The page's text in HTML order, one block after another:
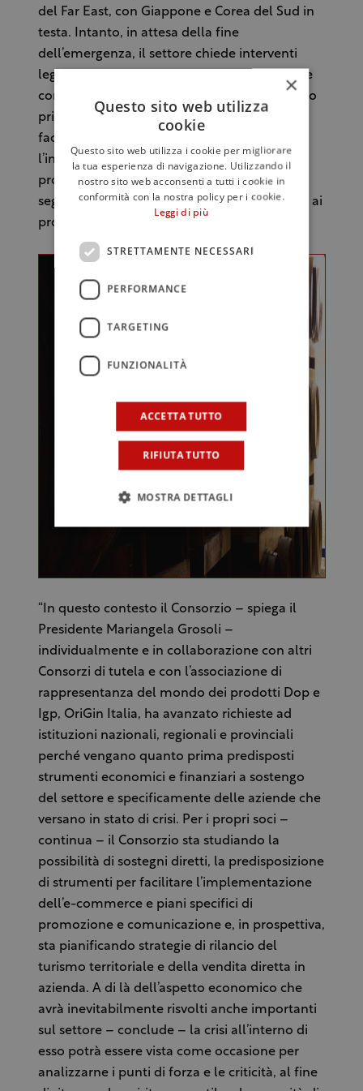
del Far East, con Giappone e Corea del Sud in
testa. Intanto, in attesa della fine
dell’emergenza, il settore chiede interventi
legislativi e provvedimenti di natura generale
come contributi per il sostegno dell’ammasso
privato, lo strumento del pegno rotativo per
facilitare l’accesso al credito bancario e
l’investimento di fondi importanti per un
progetto di rilancio e promozione del
segmento ho.re.ca. dedicato precipuamente ai
prodotti Dop e Igp.
“In questo contesto il Consorzio – spiega il
Presidente Mariangela Grosoli –
individualmente e in collaborazione con altri
Consorzi di tutela e con l’associazione di
rappresentanza del mondo dei prodotti Dop e
Igp, OriGin Italia, ha avanzato richieste ad
istituzioni nazionali, regionali e provinciali
perché vengano quanto prima predisposti
strumenti economici e finanziari a sostengo
del settore e specificamente delle aziende che
versano in stato di crisi. Per i propri soci –
continua – il Consorzio sta studiando la
possibilità di sostegni diretti, la predisposizione
di strumenti per facilitare l’implementazione
dell’e-commerce e piani specifici di
promozione e comunicazione e, in prospettiva,
sta pianificando strategie di rilancio del
turismo territoriale e della vendita diretta in
azienda. A di là dell’aspetto economico che
avrà inevitabilmente risvolti anche importanti
sul settore – conclude – la crisi all’interno di
esso potrà essere vista come occasione per
analizzarne i punti di forza e le criticità, al fine
×
Questo sito web utilizza
cookie
Questo sito web utilizza i cookie per migliorare
la tua esperienza di navigazione. Utilizzando il
nostro sito web acconsenti a tutti i cookie in
conformità con la nostra policy per i cookie.
Leggi di più
STRETTAMENTE NECESSARI
PERFORMANCE
TARGETING
FUNZIONALITÀ
ACCETTA TUTTO
RIFIUTA TUTTO
MOSTRA DETTAGLI